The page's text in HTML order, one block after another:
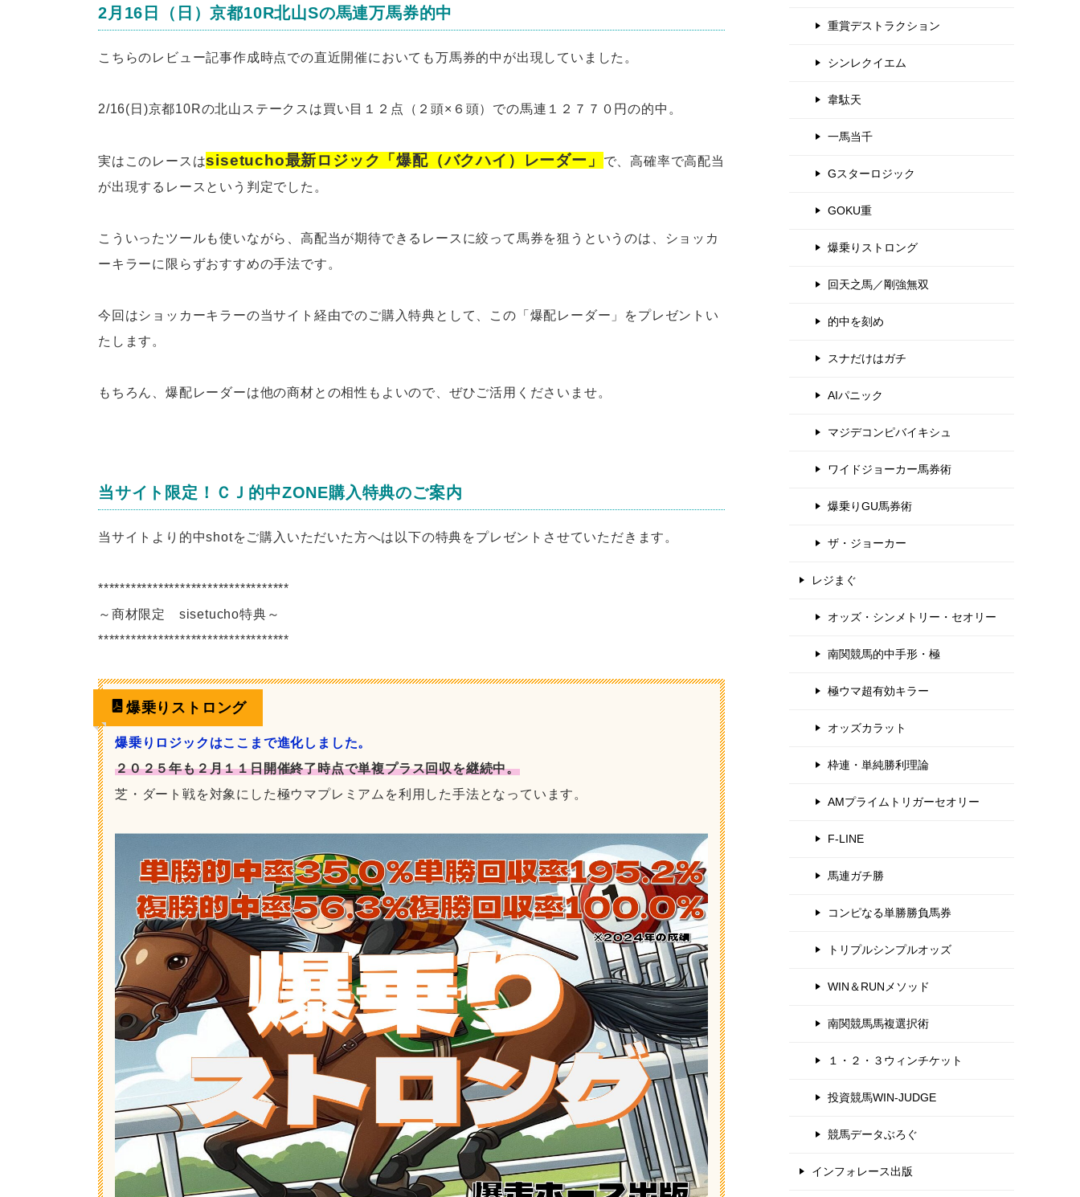
2月16日（日）京都10R北山Sの馬連万馬券的中
こちらのレビュー記事作成時点での直近開催においても万馬券的中が出現していました。
2/16(日)京都10Rの北山ステークスは買い目１２点（２頭×６頭）での馬連１２７７０円の的中。
実はこのレースはsisetucho最新ロジック「爆配（バクハイ）レーダー」
で、高確率で高配当
が出現するレースという判定でした。
こういったツールも使いながら、高配当が期待できるレースに絞って馬券を狙うというのは、ショッカ
ーキラーに限らずおすすめの手法です。
今回はショッカーキラーの当サイト経由でのご購入特典として、この「爆配レーダー」をプレゼントい
たします。
もちろん、爆配レーダーは他の商材との相性もよいので、ぜひご活用くださいませ。
当サイト限定！ＣＪ的中ZONE購入特典のご案内
当サイトより的中shotをご購入いただいた方へは以下の特典をプレゼントさせていただきます。
***********************************
～商材限定 sisetucho特典～
***********************************
爆乗りストロング
爆乗りロジックはここまで進化しました。
２０２５年も２月１１日開催終了時点で単複プラス回収を継続中。
芝・ダート戦を対象にした極ウマプレミアムを利用した手法となっています。
重賞デストラクション
シンレクイエム
韋駄天
一馬当千
Gスターロジック
GOKU重
爆乗りストロング
回天之馬／剛強無双
的中を刻め
スナだけはガチ
AIパニック
マジデコンピバイキシュ
ワイドジョーカー馬券術
爆乗りGU馬券術
ザ・ジョーカー
レジまぐ
オッズ・シンメトリー・セオリー
南関競馬的中手形・極
極ウマ超有効キラー
オッズカラット
枠連・単純勝利理論
AMプライムトリガーセオリー
F-LINE
馬連ガチ勝
コンピなる単勝勝負馬券
トリプルシンプルオッズ
WIN＆RUNメソッド
南関競馬馬複選択術
１・２・３ウィンチケット
投資競馬WIN-JUDGE
競馬データぶろぐ
インフォレース出版